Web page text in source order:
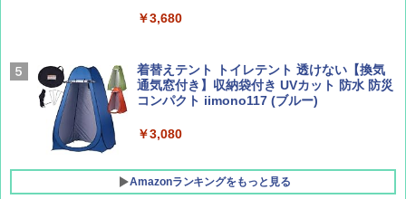
￥1,760
￥1,540
￥9,990
[キャンパーズコレクション 山善] 傘みたいに
広げるだけ パッとサッとテント キューブワ
イドプラス ブラックコーティング フルクロ
テント PATCW-200B エクルベージュ
￥3,680
着替えテント トイレテント 透けない【換気
通気窓付き】収納袋付き UVカット 防水 防災
コンパクト iimono117 (ブルー)
￥3,080
Amazonランキングをもっと見る